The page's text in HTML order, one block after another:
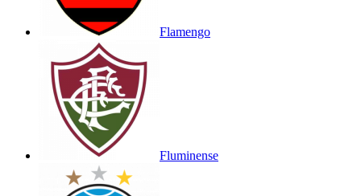
Flamengo
Fluminense